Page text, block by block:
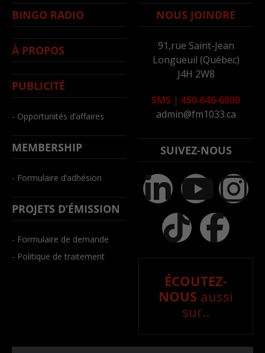
BINGO RADIO
À PROPOS
PUBLICITÉ
- Opportunités d’affaires
MEMBERSHIP
- Formulaire d’adhésion
PROJETS D’ÉMISSION
- Formulaire de demande
- Politique de traitement
NOUS JOINDRE
91,rue Saint-Jean
Longueuil (Québec)
J4H 2W8
SMS | 450-646-6800
admin@fm1033.ca
SUIVEZ-NOUS
ÉCOUTEZ-
NOUS aussi
sur..